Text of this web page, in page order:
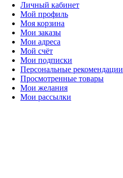
Личный кабинет
Мой профиль
Моя корзина
Мои заказы
Мои адреса
Мой счёт
Мои подписки
Персональные рекомендации
Просмотренные товары
Мои желания
Мои рассылки